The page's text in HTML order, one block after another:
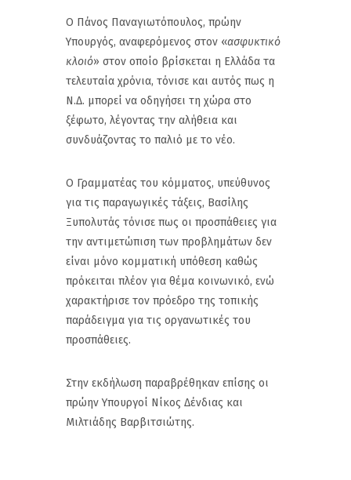
Ο Πάνος Παναγιωτόπουλος, πρώην
Υπουργός, αναφερόμενος στον «ασφυκτικό
κλοιό» στον οποίο βρίσκεται η Ελλάδα τα
τελευταία χρόνια, τόνισε και αυτός πως η
Ν.Δ. μπορεί να οδηγήσει τη χώρα στο
ξέφωτο, λέγοντας την αλήθεια και
συνδυάζοντας το παλιό με το νέο.
Ο Γραμματέας του κόμματος, υπεύθυνος
για τις παραγωγικές τάξεις, Βασίλης
Ξυπολυτάς τόνισε πως οι προσπάθειες για
την αντιμετώπιση των προβλημάτων δεν
είναι μόνο κομματική υπόθεση καθώς
πρόκειται πλέον για θέμα κοινωνικό, ενώ
χαρακτήρισε τον πρόεδρο της τοπικής
παράδειγμα για τις οργανωτικές του
προσπάθειες.
Στην εκδήλωση παραβρέθηκαν επίσης οι
πρώην Υπουργοί Νίκος Δένδιας και
Μιλτιάδης Βαρβιτσιώτης.